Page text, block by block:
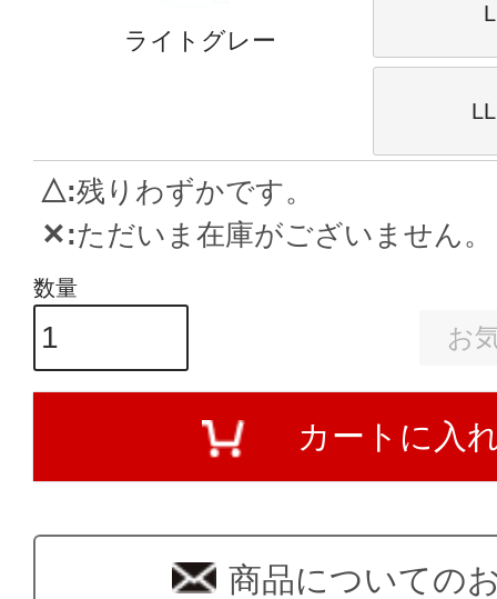
ライトグレー
△ 残りわずかです。
✕ ただいま在庫がございません。
お
カートに入
商品についての